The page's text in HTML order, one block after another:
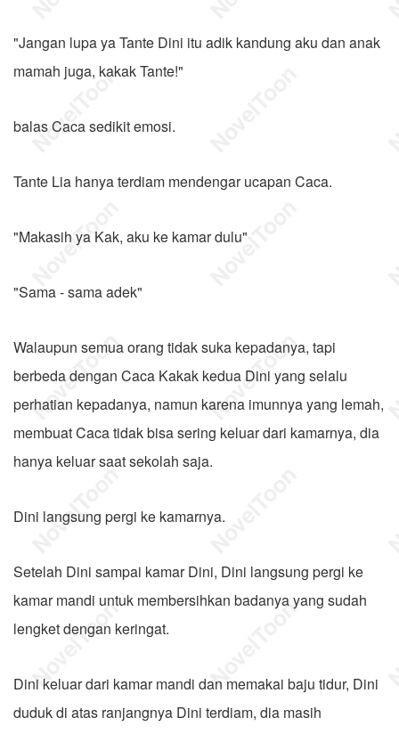
"Jangan lupa ya Tante Dini itu adik kandung aku dan anak
mamah juga, kakak Tante!"
balas Caca sedikit emosi.
Tante Lia hanya terdiam mendengar ucapan Caca.
"Makasih ya Kak, aku ke kamar dulu"
"Sama - sama adek"
Walaupun semua orang tidak suka kepadanya, tapi
berbeda dengan Caca Kakak kedua Dini yang selalu
perhatian kepadanya, namun karena imunnya yang lemah,
membuat Caca tidak bisa sering keluar dari kamarnya, dia
hanya keluar saat sekolah saja.
Dini langsung pergi ke kamarnya.
Setelah Dini sampai kamar Dini, Dini langsung pergi ke
kamar mandi untuk membersihkan badanya yang sudah
lengket dengan keringat.
Dini keluar dari kamar mandi dan memakai baju tidur, Dini
duduk di atas ranjangnya Dini terdiam, dia masih